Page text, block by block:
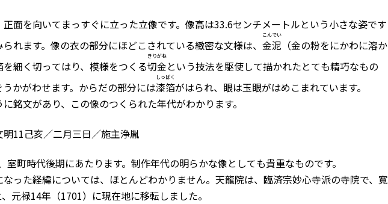
面を向いてまっすぐに立った立像です。像高は33.6センチメートルという小さな姿です
れます。像の衣の部分にほどこされている緻密な文様は、金泥
こんでい
（金の粉をにかわに溶か
細く切ってはり、模様をつくる切金
きりがね
という技法を駆使して描かれたとても精巧なもの
かがわせます。からだの部分には漆箔
しっぱく
がはられ、眼は玉眼がはめこまれています。
銘文があり、この像のつくられた年代がわかります。
11己亥／二月三日／施主浄胤
町時代後期にあたります。制作年代の明らかな像としても貴重なものです。
った経緯については、ほとんどわかりません。天龍院は、臨済宗妙心寺派の寺院で、寛
元禄14年（1701）に現在地に移転しました。